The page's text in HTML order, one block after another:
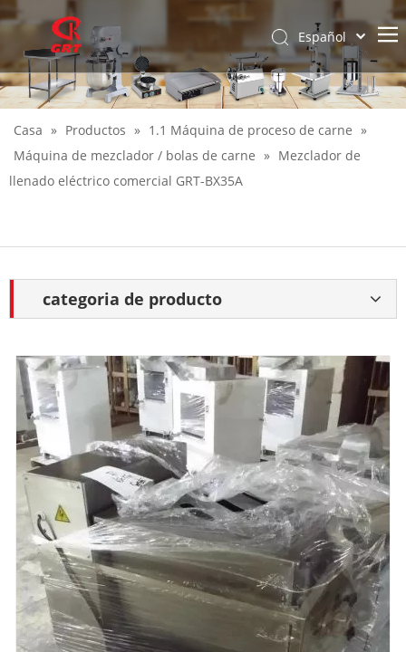
Español
English
Casa » Productos » 1.1 Máquina de proceso de carne »
Máquina de mezclador / bolas de carne » Mezclador de
llenado eléctrico comercial GRT-BX35A
categoria de producto